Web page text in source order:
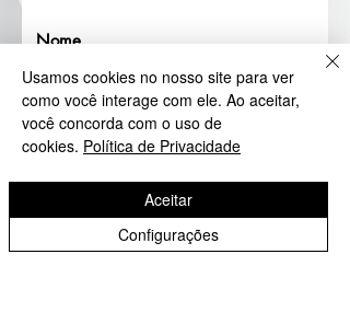
download
Usamos cookies no nosso site para ver
como você interage com ele. Ao aceitar,
você concorda com o uso de
cookies. Política de Privacidade
Configurações
Aceitar